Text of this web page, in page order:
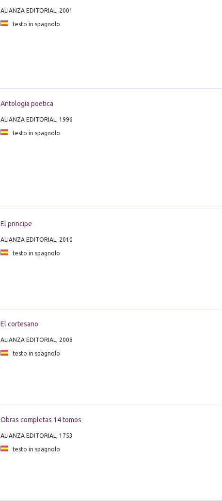
ALIANZA EDITORIAL, 2001
testo in spagnolo
Antologia poetica
ALIANZA EDITORIAL, 1996
testo in spagnolo
El principe
ALIANZA EDITORIAL, 2010
testo in spagnolo
El cortesano
ALIANZA EDITORIAL, 2008
testo in spagnolo
Obras completas 14 tomos
ALIANZA EDITORIAL, 1753
testo in spagnolo